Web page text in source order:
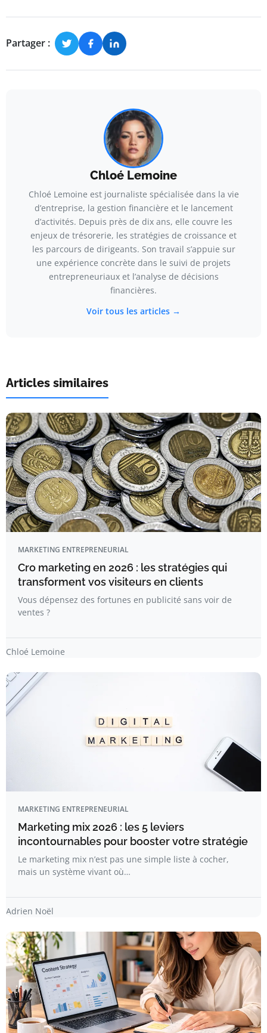
Partager :
Chloé Lemoine
Chloé Lemoine est journaliste spécialisée dans la vie
d’entreprise, la gestion financière et le lancement
d’activités. Depuis près de dix ans, elle couvre les
enjeux de trésorerie, les stratégies de croissance et
les parcours de dirigeants. Son travail s’appuie sur
une expérience concrète dans le suivi de projets
entrepreneuriaux et l’analyse de décisions
financières.
Voir tous les articles →
Articles similaires
MARKETING ENTREPRENEURIAL
Cro marketing en 2026 : les stratégies qui
transforment vos visiteurs en clients
Vous dépensez des fortunes en publicité sans voir de
ventes ?
Chloé Lemoine
MARKETING ENTREPRENEURIAL
Marketing mix 2026 : les 5 leviers
incontournables pour booster votre stratégie
Le marketing mix n’est pas une simple liste à cocher,
mais un système vivant où…
Adrien Noël